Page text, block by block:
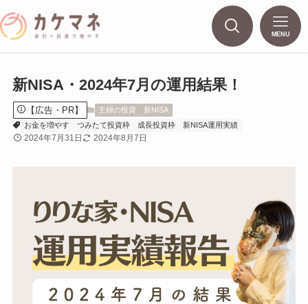
MENU
新NISA・2024年7月の運用結果！
【広告・PR】 主婦の投資
新NISA
お金を増やす
つみたて投資枠 成長投資枠 新NISA運用実績
2024年7月31日 2024年8月7日